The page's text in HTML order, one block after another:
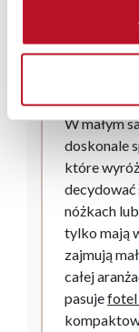
7.
W małym
doskonale
które
decydować
nóżkach
tylko mają
zajmują
całej
pasujefotel